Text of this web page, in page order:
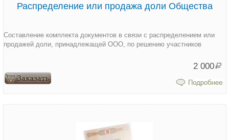
Распределение или продажа доли Общества
Составление комплекта документов в связи с распределением или
продажей доли, принадлежащей ООО, по решению участников
2 000Р